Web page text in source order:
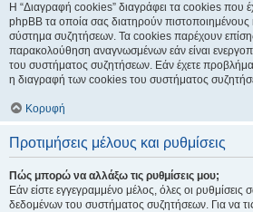
Η “Διαγραφή cookies” διαγράφει τα cookies που
phpBB τα οποία σας διατηρούν πιστοποιημένους
σύστημα συζητήσεων. Τα cookies παρέχουν
παρακολούθηση αναγνωσμένων εάν είναι
του συστήματος συζητήσεων. Εάν έχετε
η διαγραφή των cookies του συστήματος
Κορυφή
Προτιμήσεις μέλους και ρυθμίσεις
Πώς μπορώ να αλλάξω τις ρυθμίσεις μου;
Εάν είστε εγγεγραμμένο μέλος, όλες οι
δεδομένων του συστήματος συζητήσεων. Για να